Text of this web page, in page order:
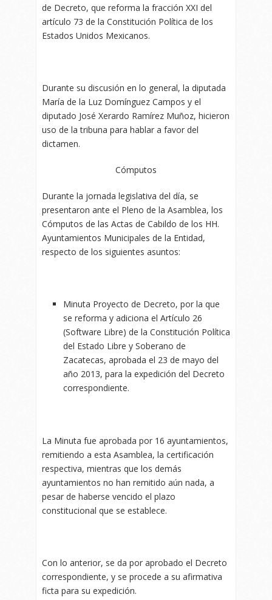
de Decreto, que reforma la fracción XXI del
artículo 73 de la Constitución Política de los
Estados Unidos Mexicanos.
Durante su discusión en lo general, la diputada
María de la Luz Domínguez Campos y el
diputado José Xerardo Ramírez Muñoz, hicieron
uso de la tribuna para hablar a favor del
dictamen.
Cómputos
Durante la jornada legislativa del día, se
presentaron ante el Pleno de la Asamblea, los
Cómputos de las Actas de Cabildo de los HH.
Ayuntamientos Municipales de la Entidad,
respecto de los siguientes asuntos:
Minuta Proyecto de Decreto, por la que
se reforma y adiciona el Artículo 26
(Software Libre) de la Constitución Política
del Estado Libre y Soberano de
Zacatecas, aprobada el 23 de mayo del
año 2013, para la expedición del Decreto
correspondiente.
La Minuta fue aprobada por 16 ayuntamientos,
remitiendo a esta Asamblea, la certificación
respectiva, mientras que los demás
ayuntamientos no han remitido aún nada, a
pesar de haberse vencido el plazo
constitucional que se establece.
Con lo anterior, se da por aprobado el Decreto
correspondiente, y se procede a su afirmativa
ficta para su expedición.